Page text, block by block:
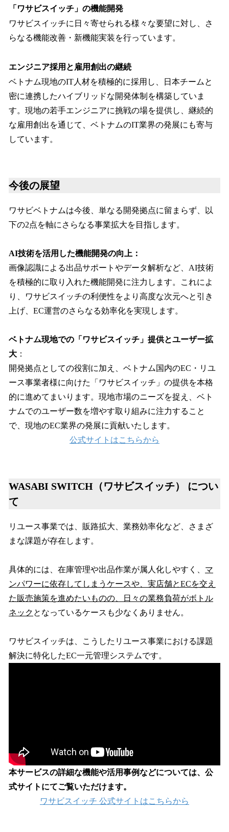
「ワサビスイッチ」の機能開発
ワサビスイッチに日々寄せられる様々な要望に対し、さ
らなる機能改善・新機能実装を行っています。
エンジニア採用と雇用創出の継続
ベトナム現地のIT人材を積極的に採用し、日本チームと
密に連携したハイブリッドな開発体制を構築していま
す。現地の若手エンジニアに挑戦の場を提供し、継続的
な雇用創出を通じて、ベトナムのIT業界の発展にも寄与
しています。
今後の展望
ワサビベトナムは今後、単なる開発拠点に留まらず、以
下の2点を軸にさらなる事業拡大を目指します。
AI技術を活用した機能開発の向上：
画像認識による出品サポートやデータ解析など、AI技術
を積極的に取り入れた機能開発に注力します。これによ
り、ワサビスイッチの利便性をより高度な次元へと引き
上げ、EC運営のさらなる効率化を実現します。
ベトナム現地での「ワサビスイッチ」提供とユーザー拡
大 ：
開発拠点としての役割に加え、ベトナム国内のEC・リユ
ース事業者様に向けた「ワサビスイッチ」の提供を本格
的に進めてまいります。現地市場のニーズを捉え、ベト
ナムでのユーザー数を増やす取り組みに注力すること
で、現地のEC業界の発展に貢献いたします。
公式サイトはこちらから
WASABI SWITCH（ワサビスイッチ） につい
て
リユース事業では、販路拡大、業務効率化など、さまざ
まな課題が存在します。
具体的には、在庫管理や出品作業が属人化しやすく、 マ
ンパワーに依存してしまうケースや、実店舗とECを交え
た販売施策を進めたいものの、日々の業務負荷がボトル
ネック となっているケースも少なくありません。
ワサビスイッチは、こうしたリユース事業における課題
解決に特化したEC一元管理システムです。
本サービスの詳細な機能や活用事例などについては、公
式サイトにてご覧いただけます。
ワサビスイッチ 公式サイトはこちらから